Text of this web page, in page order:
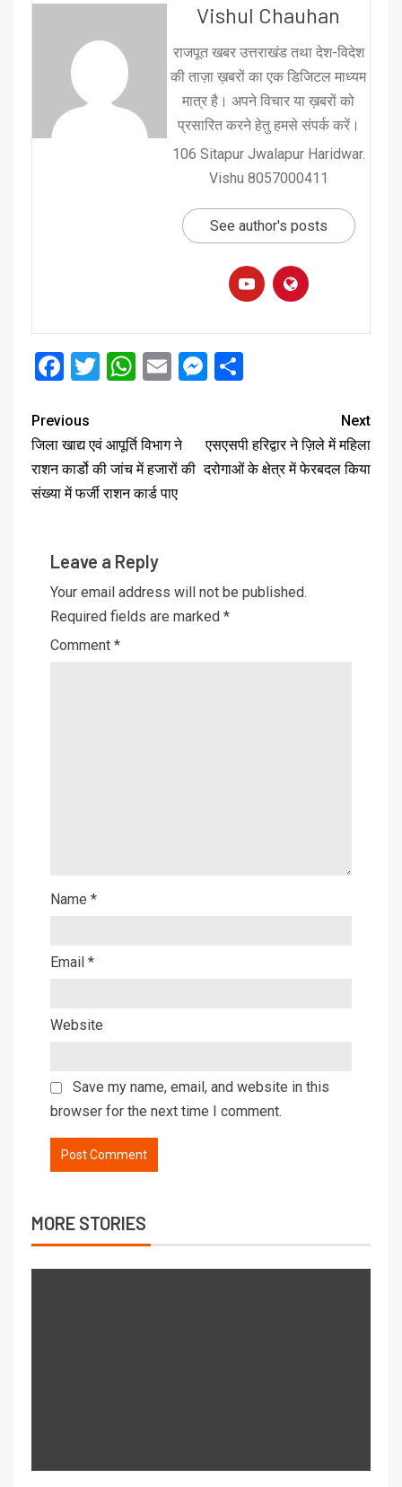
Vishul Chauhan
राजपूत खबर उत्तराखंड तथा देश-विदेश
की ताज़ा ख़बरों का एक डिजिटल माध्यम
मात्र है। अपने विचार या ख़बरों को
प्रसारित करने हेतु हमसे संपर्क करें।
106 Sitapur Jwalapur Haridwar.
Vishu 8057000411
See author's posts
Facebook
Twitter
WhatsApp
EmailMessenger
Previous
जिला खाद्य एवं आपूर्ति विभाग ने
राशन कार्डो की जांच में हजारों की
संख्या में फर्जी राशन कार्ड पाए
Next
एसएसपी हरिद्वार ने ज़िले में महिला
दरोगाओं के क्षेत्र में फेरबदल किया
Leave a Reply
Your email address will not be published.
Required fields are marked *
Comment *
Name *
Email *
Website
Save my name, email, and website in this
browser for the next time I comment.
MORE STORIES